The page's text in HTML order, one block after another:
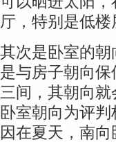
厅，特别是低
其次是卧室的
是与房子朝向
三间，其朝向
卧室朝向为评
因在夏天，南